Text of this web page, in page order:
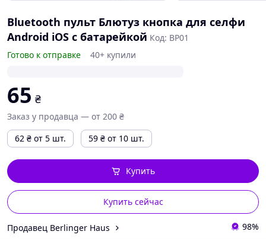
Bluetooth пульт Блютуз кнопка для селфи
Android iOS с батарейкой Код: BP01
Готово к отправке
40+ купили
65 ₴
Заказ у продавца — от 200 ₴
62 ₴ от 5 шт. 59 ₴ от 10 шт.
Купить сейчас
Купить
Продавец Berlinger Haus 98%